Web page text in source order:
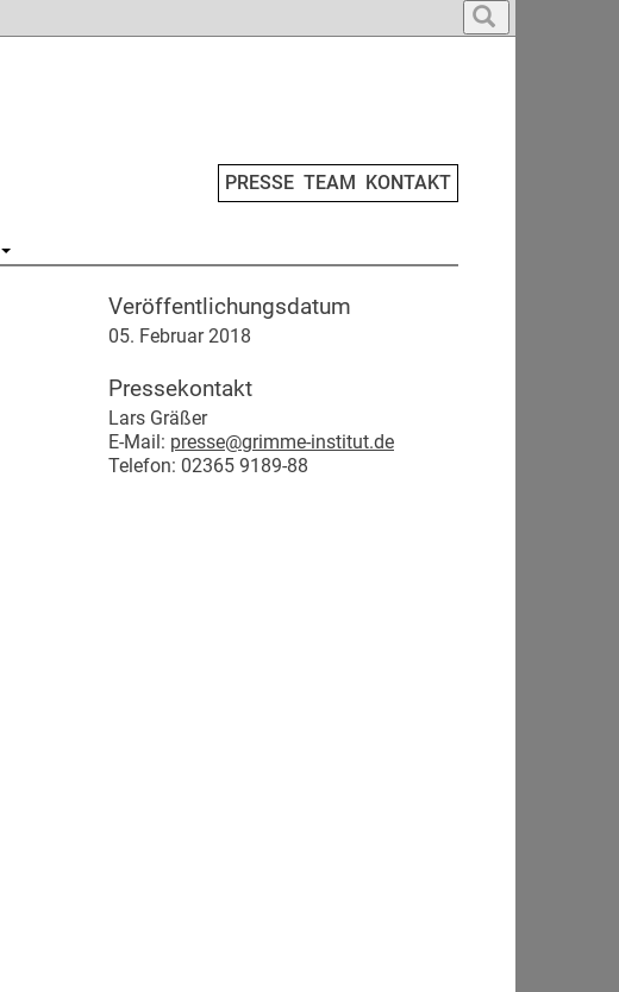
PRESSE TEAM KONTAKT
Veröffentlichungsdatum
05. Februar 2018
Pressekontakt
Lars Gräßer
E-Mail: presse@grimme-institut.de
Telefon: 02365 9189-88